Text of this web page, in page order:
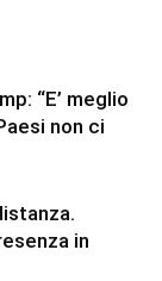
“E’ meglio
non ci
in